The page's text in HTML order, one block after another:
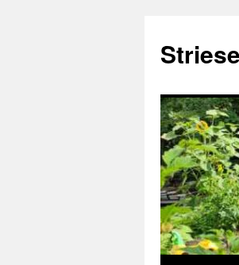
springen